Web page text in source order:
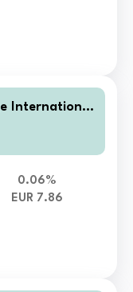
International
0.06%
EUR 7.86